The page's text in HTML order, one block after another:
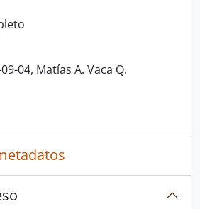
04, Matías A. Vaca Q.